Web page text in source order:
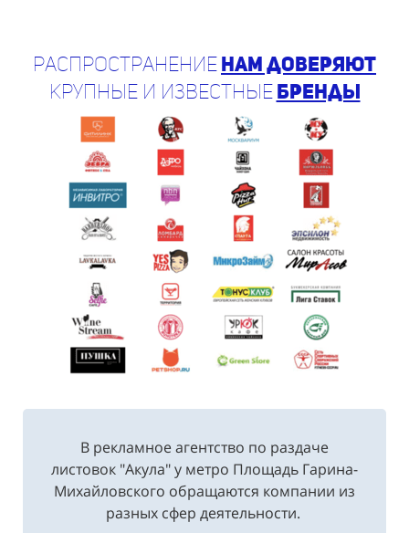
Распространениенам доверяют
крупные и известные бренды
В рекламное агентство по раздаче
листовок "Акула" у метро Площадь Гарина-
Михайловского обращаются компании из
разных сфер деятельности.